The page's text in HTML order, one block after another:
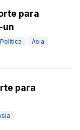
para
un
Política Ásia
para